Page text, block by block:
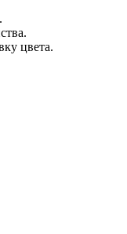
цвета.